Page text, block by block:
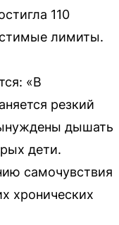
110
лимиты.
«В
резкий
дышать
дети.
самочувствия
хронических